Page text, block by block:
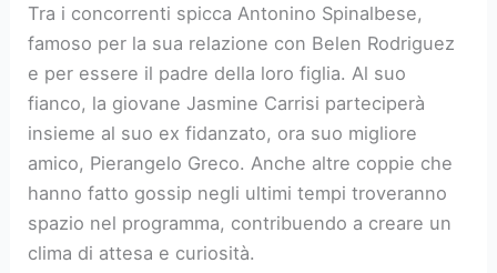
Tra i concorrenti spicca Antonino Spinalbese,
famoso per la sua relazione con Belen Rodriguez
e per essere il padre della loro figlia. Al suo
fianco, la giovane Jasmine Carrisi parteciperà
insieme al suo ex fidanzato, ora suo migliore
amico, Pierangelo Greco. Anche altre coppie che
hanno fatto gossip negli ultimi tempi troveranno
spazio nel programma, contribuendo a creare un
clima di attesa e curiosità.